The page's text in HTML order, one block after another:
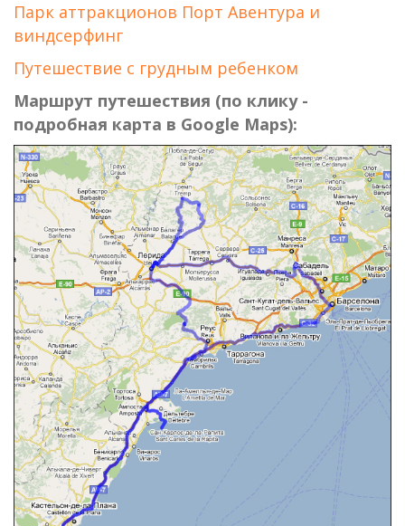
Парк аттракционов Порт Авентура и
виндсерфинг
Путешествие с грудным ребенком
Маршрут путешествия (по клику -
подробная карта в Google Maps):